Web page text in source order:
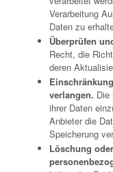
Verarbeitung
Daten zu
Überprüfen
Recht, die
deren
verlangen. Die
ihrer Daten
Anbieter die
Speicherung
Löschung